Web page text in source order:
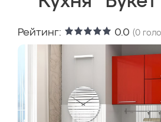
Рейтинг: 0.0 (0